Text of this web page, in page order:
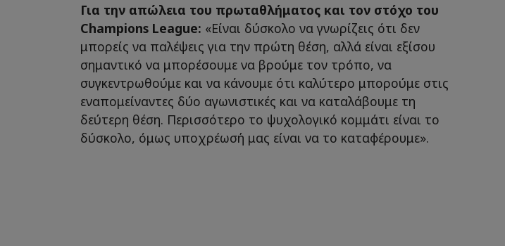
Για την απώλεια του πρωταθλήματος και τον στόχο του
Champions League: «Είναι δύσκολο να γνωρίζεις ότι δεν
μπορείς να παλέψεις για την πρώτη θέση, αλλά είναι εξίσου
σημαντικό να μπορέσουμε να βρούμε τον τρόπο, να
συγκεντρωθούμε και να κάνουμε ότι καλύτερο μπορούμε στις
εναπομείναντες δύο αγωνιστικές και να καταλάβουμε τη
δεύτερη θέση. Περισσότερο το ψυχολογικό κομμάτι είναι το
δύσκολο, όμως υποχρέωσή μας είναι να το καταφέρουμε».